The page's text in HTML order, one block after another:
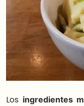
Los ingredientes